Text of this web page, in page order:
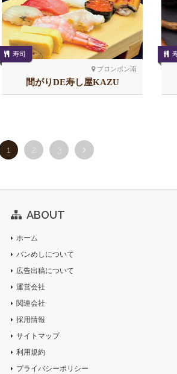
プロンポン南
寿司
間がりDE寿し屋KAZU
1 2 3
ABOUT
ホーム
バンめしについて
広告出稿について
運営会社
関連会社
採用情報
サイトマップ
利用規約
プライバシーポリシー